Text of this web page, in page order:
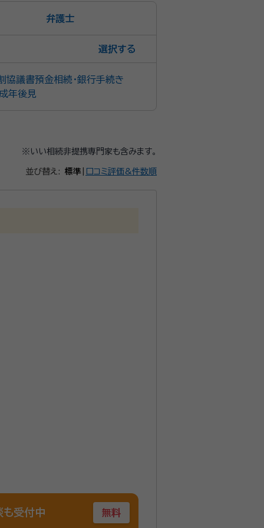
弁護士
選択
協議書預金相続・銀行手続き
成年後見
※いい相続非提携専門家も含みます。
並び替え: 標準 口コミ評価&件数順
受付中 無料